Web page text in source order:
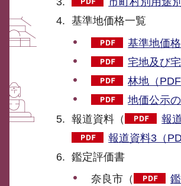
基準地価格一覧
基準地価
宅地及び
林地（
地価公示
報道資料（
報
報道資料3（
鑑定評価書
奈良市（